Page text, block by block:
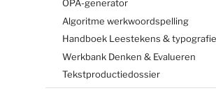
OPA-generator
Algoritme werkwoordspelling
Handboek Leestekens & typografie
Werkbank Denken & Evalueren
Tekstproductiedossier